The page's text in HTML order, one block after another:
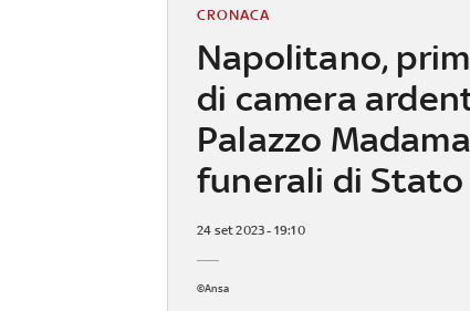
Napolitano,
di camera
Palazzo
funerali di Stato
CRONACA
24 set 2023 - 19:10
©Ansa